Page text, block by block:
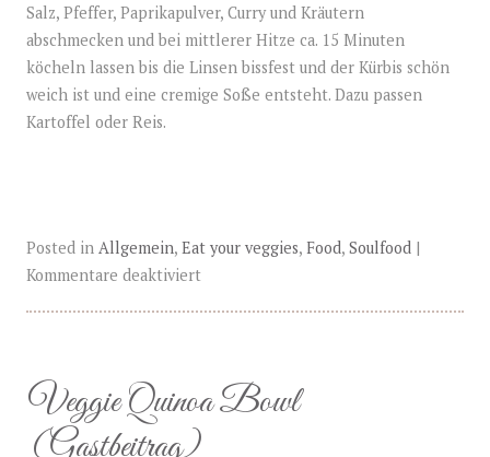
Salz, Pfeffer, Paprikapulver, Curry und Kräutern
abschmecken und bei mittlerer Hitze ca. 15 Minuten
köcheln lassen bis die Linsen bissfest und der Kürbis schön
weich ist und eine cremige Soße entsteht. Dazu passen
Kartoffel oder Reis.
Posted in Allgemein, Eat your veggies, Food, Soulfood|
Kommentare deaktiviert
Veggie Quinoa Bowl